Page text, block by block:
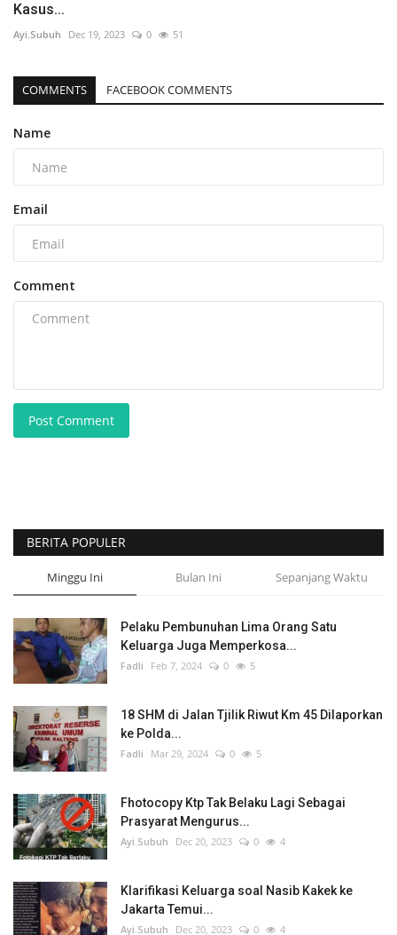
Kasus...
Ayi.Subuh Dec 19, 2023 0 51
COMMENTS FACEBOOK COMMENTS
Name
Email
Comment
Post Comment
BERITA POPULER
Minggu Ini Bulan Ini Sepanjang Waktu
Pelaku Pembunuhan Lima Orang Satu
Keluarga Juga Memperkosa...
Fadli Feb 7, 2024 0 5
18 SHM di Jalan Tjilik Riwut Km 45 Dilaporkan
ke Polda...
Fadli Mar 29, 2024 0 5
Fhotocopy Ktp Tak Belaku Lagi Sebagai
Prasyarat Mengurus...
Ayi.Subuh Dec 20, 2023 0 4
Klarifikasi Keluarga soal Nasib Kakek ke
Jakarta Temui...
Ayi.Subuh Dec 20, 2023 0 4